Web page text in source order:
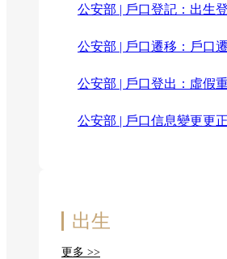
公安部 | 戶口登記：出生
公安部 | 戶口遷移：戶口
公安部 | 戶口登出：虛假
公安部 | 戶口信息變更更
出生
更多 >>